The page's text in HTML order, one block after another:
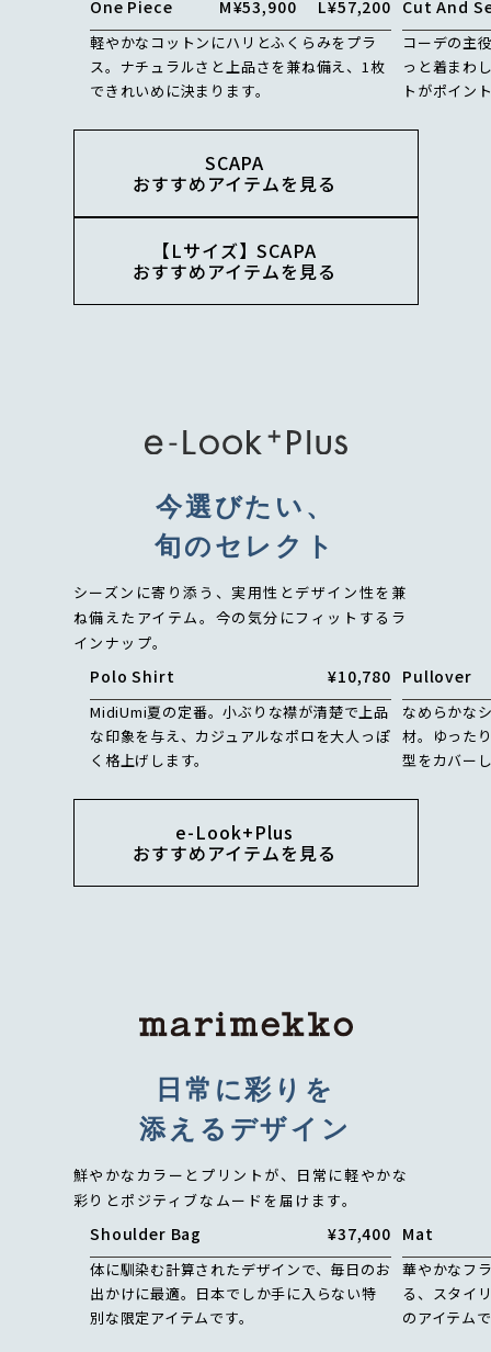
One Piece M¥53,900 L¥57,200
軽やかなコットンにハリとふくらみをプラ
ス。ナチュラルさと上品さを兼ね備え、1枚
できれいめに決まります。
Cut And
コーデの主
っと着まわ
トがポイン
SCAPA
おすすめアイテムを見る
【Lサイズ】SCAPA
おすすめアイテムを見る
今選びたい、
旬のセレクト
シーズンに寄り添う、実用性とデザイン性を兼
ね備えたアイテム。 今の気分にフィットするラ
インナップ。
Polo Shirt ¥10,780
MidiUmi夏の定番。小ぶりな襟が清楚で上品
な印象を与え、カジュアルなポロを大人っぽ
く格上げします。
Pullover
なめらかな
材。ゆった
型をカバー
e-Look+Plus
おすすめアイテムを見る
日常に彩りを
添えるデザイン
鮮やかなカラーとプリントが、 日常に軽やかな
彩りとポジティブなムードを届けます。
Shoulder Bag ¥37,400
体に馴染む計算されたデザインで、毎日のお
出かけに最適。日本でしか手に入らない特
別な限定アイテムです。
Mat
華やかなフ
る、スタイ
のアイテム